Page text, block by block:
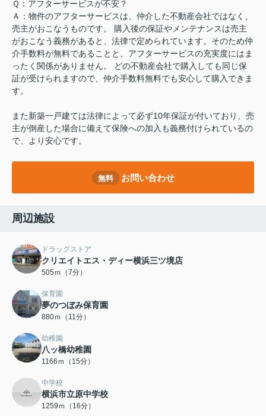
Ｑ：アフターサービスが不安？
Ａ：物件のアフターサービスは、仲介した不動産会社ではなく、
売主がおこなうものです。 購入後の保証やメンテナンスは売主
がおこなう義務があると、法律で定められています。そのため仲
介手数料が無料であることと、アフターサービスの充実度にはま
ったく関係がありません。 どの不動産会社で購入しても同じ保
証が受けられますので、仲介手数料無料でも安心して購入できま
す。
また新築一戸建ては法律によって必ず10年保証が付いており、売
主が倒産した場合に備えて保険への加入も義務付けられているの
で、より安心です。
無料 お問い合わせ
周辺施設
ドラッグストア
クリエイトエス・ディー横浜三ツ境店
505ｍ（7分）
保育園
夢のつぼみ保育園
880ｍ（11分）
幼稚園
八ッ橋幼稚園
1166ｍ（15分）
中学校
横浜市立原中学校
1259ｍ（16分）